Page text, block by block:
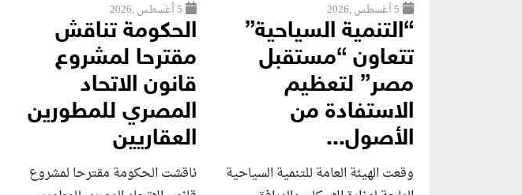
5 أغسطس ,2026
“التنمية السياحية”
تتعاون “مستقبل
مصر” لتعظيم
الاستفادة من
الأصول...
وقعت الهيئة العامة للتنمية السياحية
5 أغسطس ,2026
الحكومة تناقش
مقترحا لمشروع
قانون الاتحاد
المصري للمطورين
العقاريين
ناقشت الحكومة مقترحا لمشروع